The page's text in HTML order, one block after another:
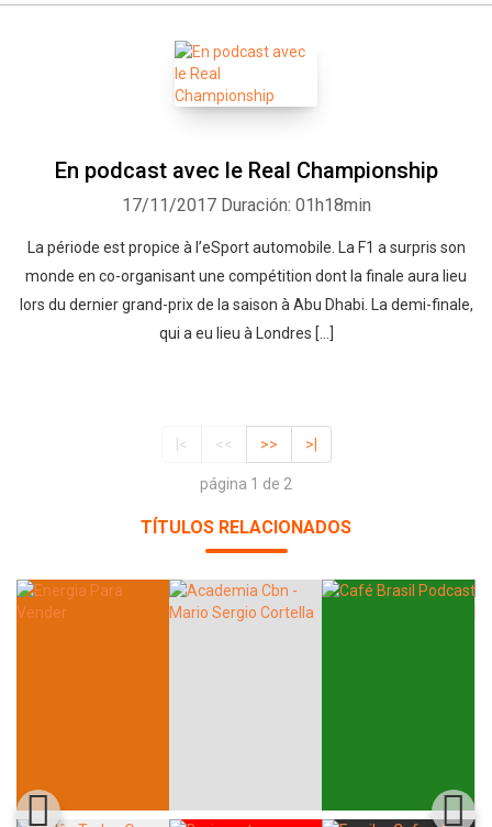
En podcast avec le Real Championship
17/11/2017 Duración: 01h18min
La période est propice à l’eSport automobile. La F1 a surpris son
monde en co-organisant une compétition dont la finale aura lieu
lors du dernier grand-prix de la saison à Abu Dhabi. La demi-finale,
qui a eu lieu à Londres […]
|< << >> >|
página 1 de 2
TÍTULOS RELACIONADOS